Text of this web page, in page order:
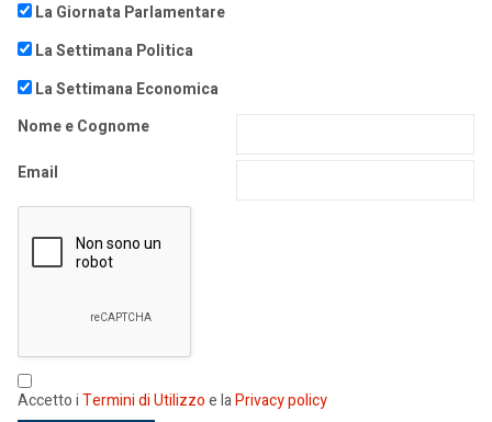
La Giornata Parlamentare
La Settimana Politica
La Settimana Economica
Nome e Cognome
Email
Accetto iTermini di Utilizzoe laPrivacy policy